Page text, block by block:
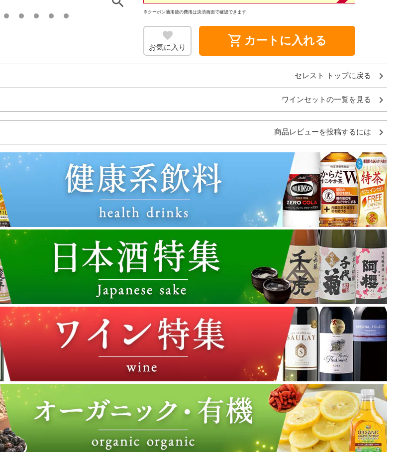
※クーポン適用後の費用は決済画面で確認できます
お気に入り shopping_cart カートに入れる
セレスト トップに戻る
ワインセットの一覧を見る
商品レビューを投稿するには